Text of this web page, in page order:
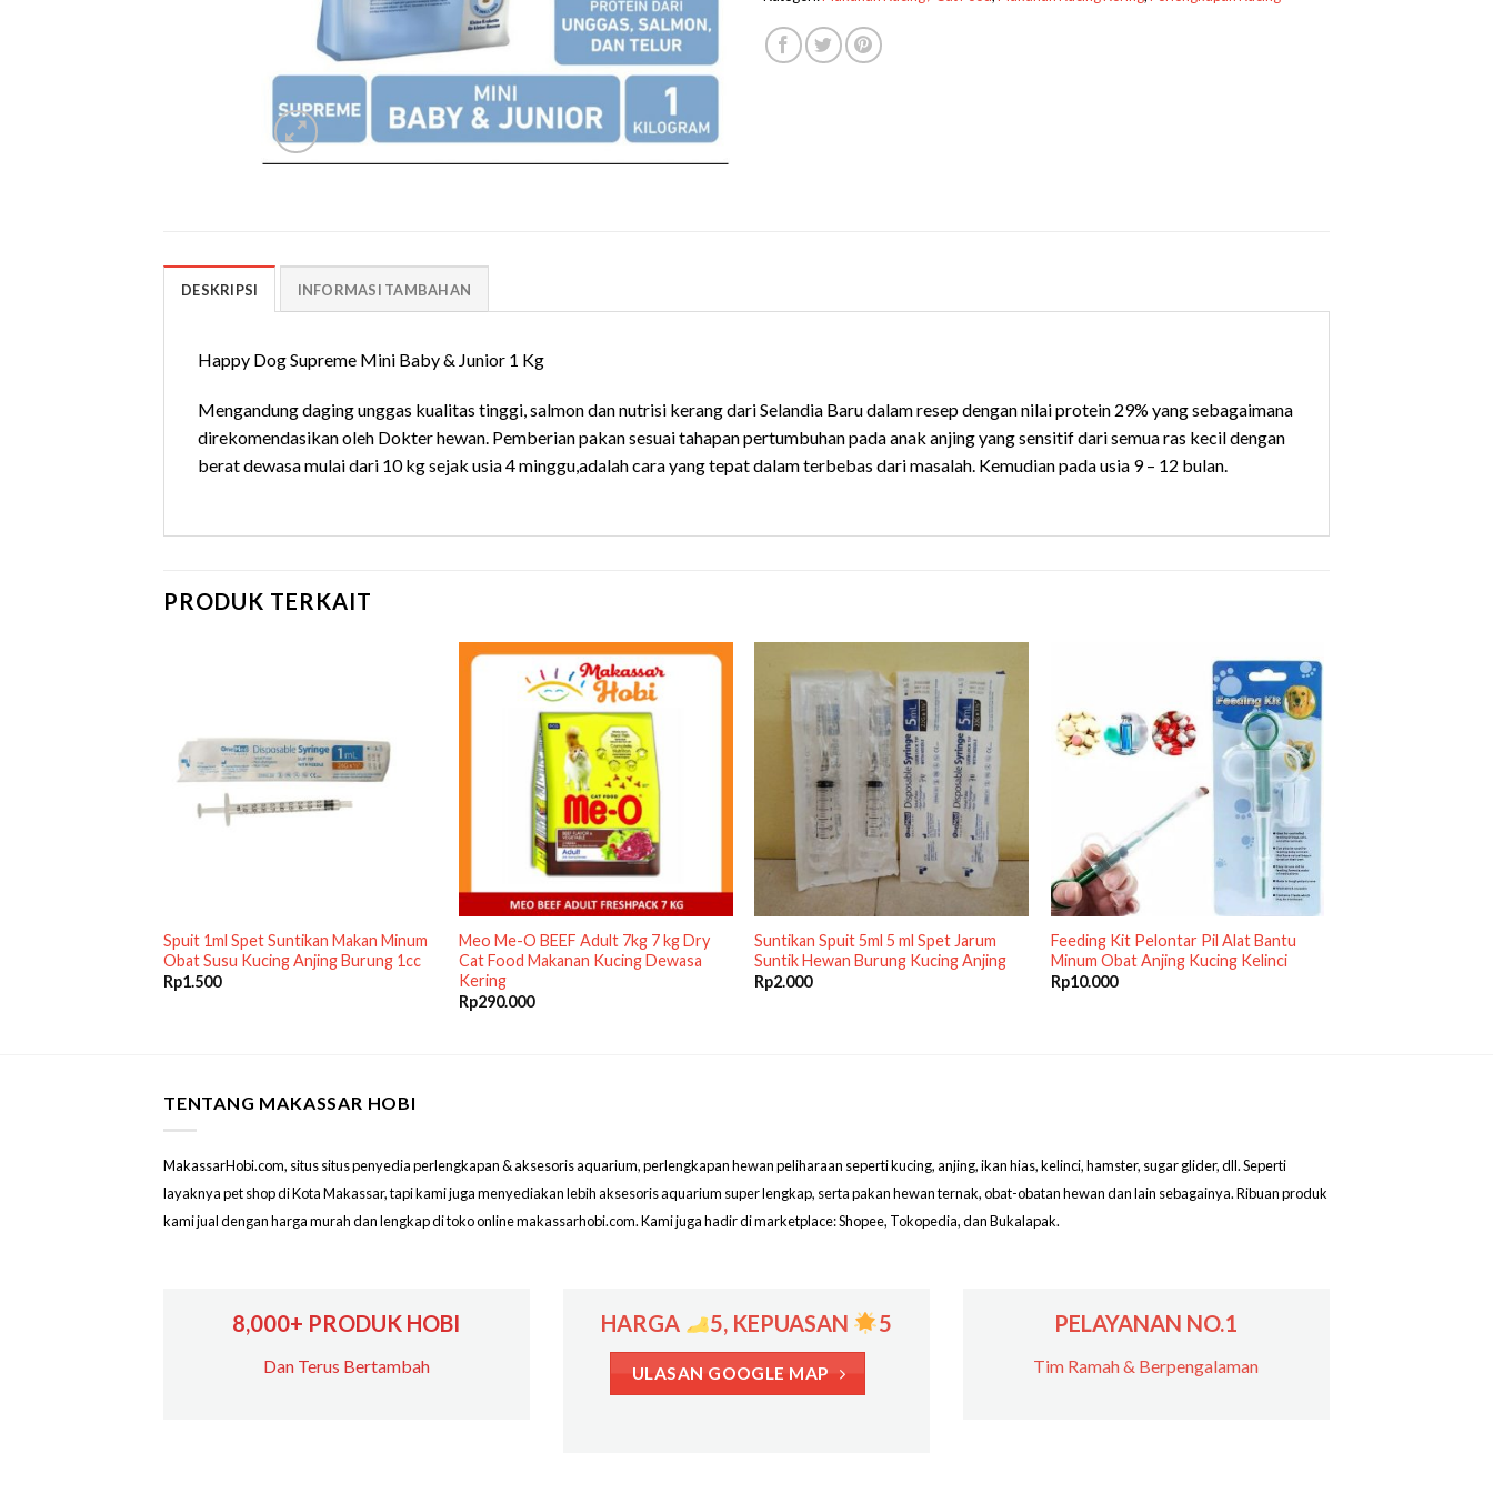
DESKRIPSI INFORMASI TAMBAHAN
Happy Dog Supreme Mini Baby & Junior 1 Kg
Mengandung daging unggas kualitas tinggi, salmon dan nutrisi kerang dari Selandia Baru dalam resep dengan nilai protein 29% yang sebagaimana
direkomendasikan oleh Dokter hewan. Pemberian pakan sesuai tahapan pertumbuhan pada anak anjing yang sensitif dari semua ras kecil dengan
berat dewasa mulai dari 10 kg sejak usia 4 minggu,adalah cara yang tepat dalam terbebas dari masalah. Kemudian pada usia 9 – 12 bulan.
PRODUK TERKAIT
Spuit 1ml Spet Suntikan Makan Minum
Obat Susu Kucing Anjing Burung 1cc
Rp1.500
Meo Me-O BEEF Adult 7kg 7 kg Dry
Cat Food Makanan Kucing Dewasa
Kering
Rp290.000
Suntikan Spuit 5ml 5 ml Spet Jarum
Suntik Hewan Burung Kucing Anjing
Rp2.000
Feeding Kit Pelontar Pil Alat Bantu
Minum Obat Anjing Kucing Kelinci
Rp10.000
TENTANG MAKASSAR HOBI
MakassarHobi.com, situs situs penyedia perlengkapan & aksesoris aquarium, perlengkapan hewan peliharaan seperti kucing, anjing, ikan hias, kelinci, hamster, sugar glider, dll. Seperti
layaknya pet shop di Kota Makassar, tapi kami juga menyediakan lebih aksesoris aquarium super lengkap, serta pakan hewan ternak, obat-obatan hewan dan lain sebagainya. Ribuan produk
kami jual dengan harga murah dan lengkap di toko online makassarhobi.com. Kami juga hadir di marketplace: Shopee, Tokopedia, dan Bukalapak.
8,000+ PRODUK HOBI
Dan Terus Bertambah
HARGA 5, KEPUASAN 5
ULASAN GOOGLE MAP
PELAYANAN NO.1
Tim Ramah & Berpengalaman